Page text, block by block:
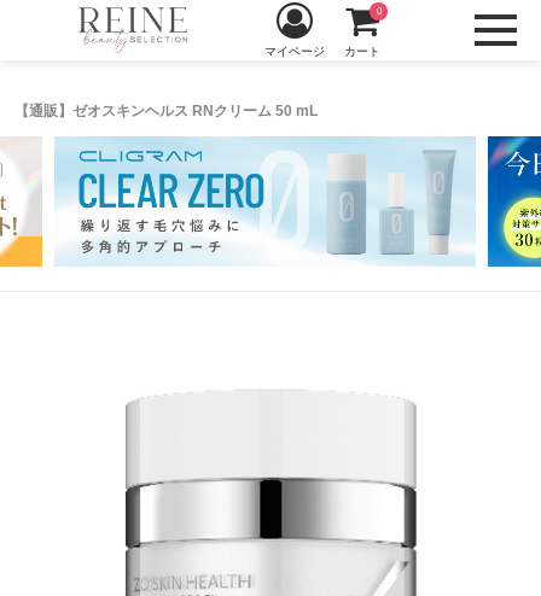
【通販】ゼオスキンヘルス RNクリーム 50 mL
マイページ カート
0